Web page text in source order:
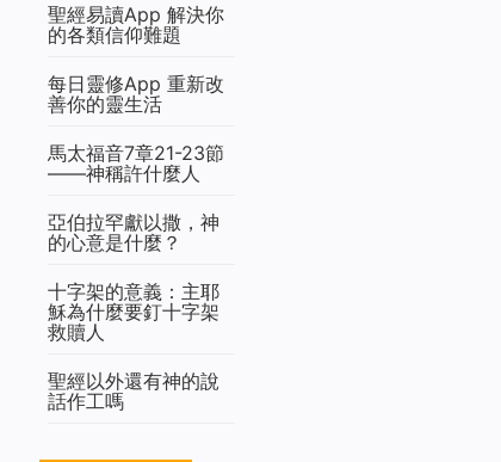
聖經易讀App 解決你
的各類信仰難題
每日靈修App 重新改
善你的靈生活
馬太福音7章21-23節
——神稱許什麼人
亞伯拉罕獻以撒，神
的心意是什麼？
十字架的意義：主耶
穌為什麼要釘十字架
救贖人
聖經以外還有神的說
話作工嗎